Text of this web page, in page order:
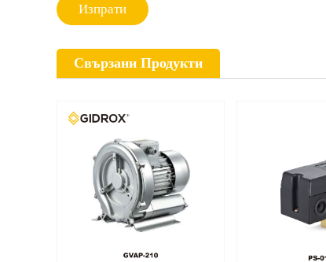
Изпрати
Свързани Продукти